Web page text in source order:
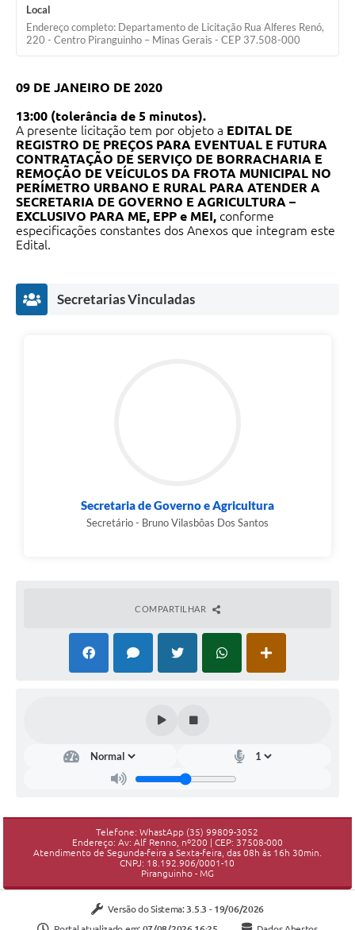
Local
Endereço completo: Departamento de Licitação Rua Alferes Renó,
220 - Centro Piranguinho – Minas Gerais - CEP 37.508-000
09 DE JANEIRO DE 2020
13:00 (tolerância de 5 minutos).
A presente licitação tem por objeto a EDITAL DE
REGISTRO DE PREÇOS PARA EVENTUAL E FUTURA
CONTRATAÇÃO DE SERVIÇO DE BORRACHARIA E
REMOÇÃO DE VEÍCULOS DA FROTA MUNICIPAL NO
PERÍMETRO URBANO E RURAL PARA ATENDER A
SECRETARIA DE GOVERNO E AGRICULTURA –
EXCLUSIVO PARA ME, EPP e MEI, conforme
especificações constantes dos Anexos que integram este
Edital.
Secretarias Vinculadas
Secretaria de Governo e Agricultura
Secretário - Bruno Vilasbôas Dos Santos
COMPARTILHAR
Telefone: WhastApp (35) 99809-3052
Endereço: Av: Alf Renno, nº200 | CEP: 37508-000
Atendimento de Segunda-feira a Sexta-feira, das 08h às 16h 30min.
CNPJ: 18.192.906/0001-10
Piranguinho - MG
Versão do Sistema: 3.5.3 - 19/06/2026